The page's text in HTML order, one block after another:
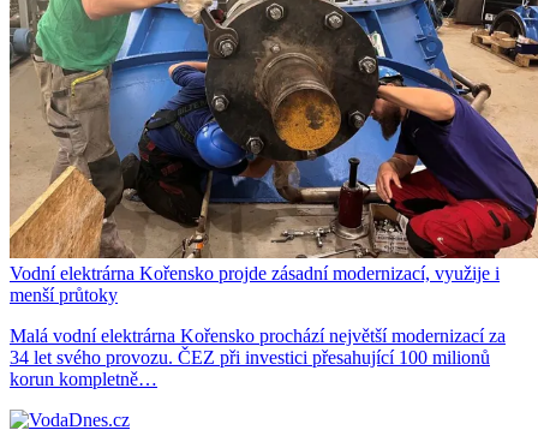
Vodní elektrárna Kořensko projde zásadní modernizací, využije i
menší průtoky
Malá vodní elektrárna Kořensko prochází největší modernizací za
34 let svého provozu. ČEZ při investici přesahující 100 milionů
korun kompletně…